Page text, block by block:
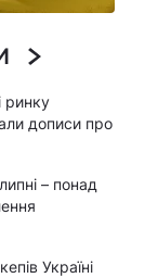
ринку
дописи про
– понад
Україні